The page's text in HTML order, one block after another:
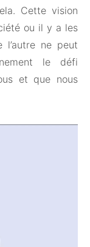
Cette vision
ou il y a les
l’autre ne peut
le défi
et que nous